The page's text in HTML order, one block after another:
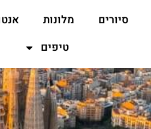
סיורים מלונות
טיפים